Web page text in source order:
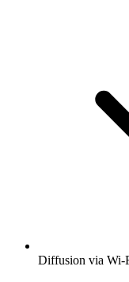
Diffusion via Wi-